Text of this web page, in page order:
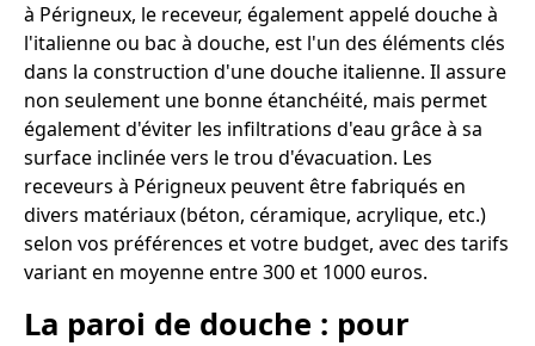
à Périgneux, le receveur, également appelé douche à
l'italienne ou bac à douche, est l'un des éléments clés
dans la construction d'une douche italienne. Il assure
non seulement une bonne étanchéité, mais permet
également d'éviter les infiltrations d'eau grâce à sa
surface inclinée vers le trou d'évacuation. Les
receveurs à Périgneux peuvent être fabriqués en
divers matériaux (béton, céramique, acrylique, etc.)
selon vos préférences et votre budget, avec des tarifs
variant en moyenne entre 300 et 1000 euros.
La paroi de douche : pour